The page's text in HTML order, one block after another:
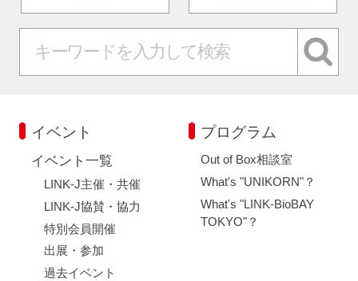
イベント
イベント一覧
LINK-J主催・共催
LINK-J協賛・協力
特別会員開催
出展・参加
過去イベント
プログラム
Out of Box相談室
What's "UNIKORN"？
What's "LINK-BioBAY
TOKYO"？